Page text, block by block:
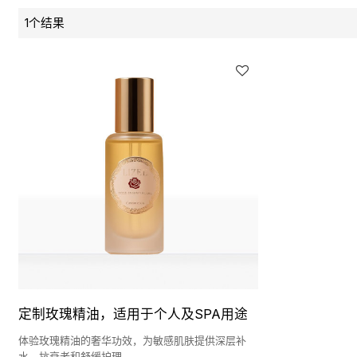
1个结果
定制玫瑰精油，适用于个人及SPA用途
体验玫瑰精油的奢华功效，为敏感肌肤提供深层补